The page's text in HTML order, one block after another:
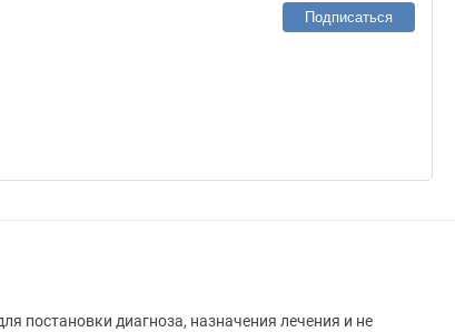
Подписаться
постановки диагноза, назначения лечения и не